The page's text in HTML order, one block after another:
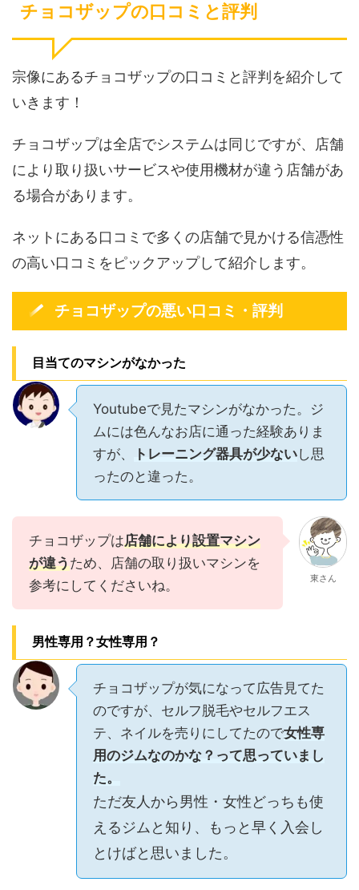
チョコザップの口コミと評判
宗像にあるチョコザップの口コミと評判を紹介して
いきます！
チョコザップは全店でシステムは同じですが、店舗
により取り扱いサービスや使用機材が違う店舗があ
る場合があります。
ネットにある口コミで多くの店舗で見かける信憑性
の高い口コミをピックアップして紹介します。
チョコザップの悪い口コミ・評判
目当てのマシンがなかった
Youtubeで見たマシンがなかった。ジ
ムには色んなお店に通った経験ありま
すが、
トレーニング器具が少ないし思
ったのと違った。
チョコザップは店舗により設置マシン
が違うため、店舗の取り扱いマシンを
参考にしてくださいね。
東さん
男性専用？女性専用？
チョコザップが気になって広告見てた
のですが、セルフ脱毛やセルフエス
テ、ネイルを売りにしてたので女性専
用のジムなのかな？って思っていまし
た。
ただ友人から男性・女性どっちも使
えるジムと知り、もっと早く入会し
とけばと思いました。